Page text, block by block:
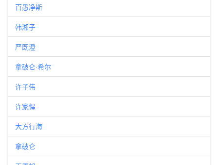
百愚净斯
韩湘子
严既澄
拿破仑·希尔
许子伟
许家惺
大方行海
拿破仑